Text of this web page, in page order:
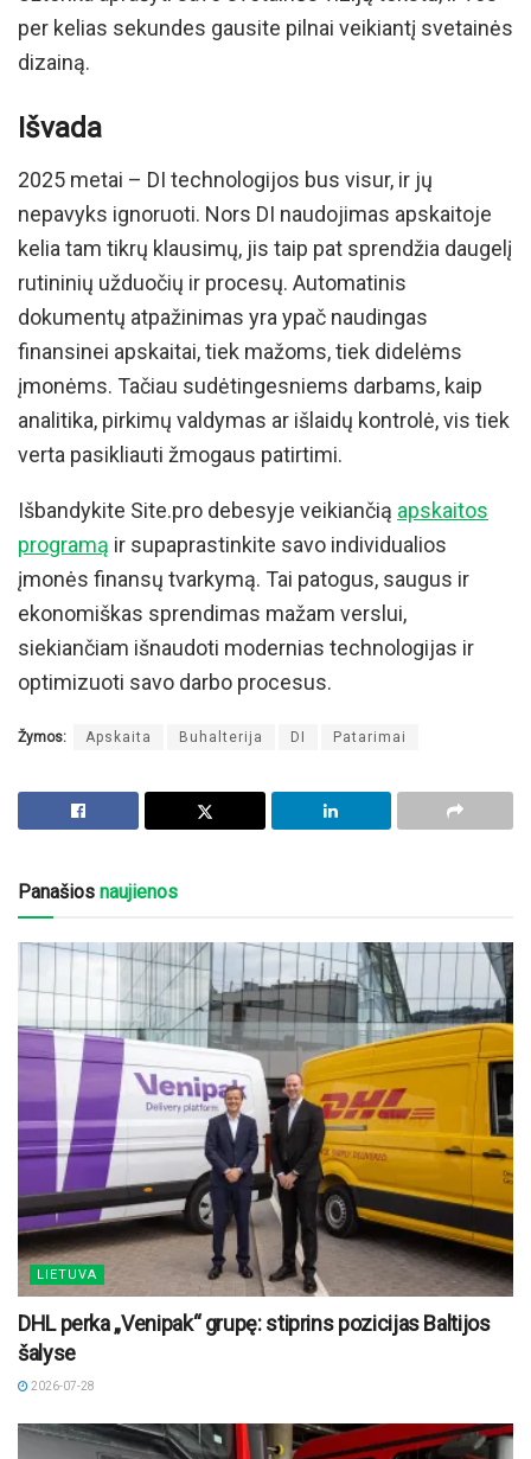
per kelias sekundes gausite pilnai veikiantį svetainės
dizainą.
Išvada
2025 metai – DI technologijos bus visur, ir jų
nepavyks ignoruoti. Nors DI naudojimas apskaitoje
kelia tam tikrų klausimų, jis taip pat sprendžia daugelį
rutininių užduočių ir procesų. Automatinis
dokumentų atpažinimas yra ypač naudingas
finansinei apskaitai, tiek mažoms, tiek didelėms
įmonėms. Tačiau sudėtingesniems darbams, kaip
analitika, pirkimų valdymas ar išlaidų kontrolė, vis tiek
verta pasikliauti žmogaus patirtimi.
Išbandykite Site.pro debesyje veikiančią apskaitos
programą ir supaprastinkite savo individualios
įmonės finansų tvarkymą. Tai patogus, saugus ir
ekonomiškas sprendimas mažam verslui,
siekiančiam išnaudoti modernias technologijas ir
optimizuoti savo darbo procesus.
Žymos: Apskaita Buhalterija DI Patarimai
Panašios naujienos
LIETUVA
DHL perka „Venipak“ grupę: stiprins pozicijas Baltijos
šalyse
2026-07-28